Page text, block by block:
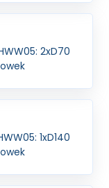
2xD70
1xD140